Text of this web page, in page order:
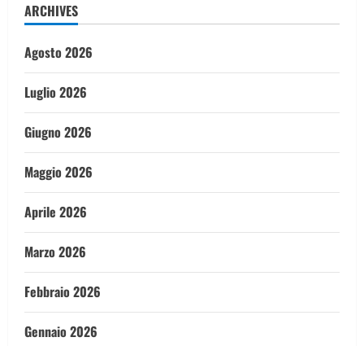
ARCHIVES
Agosto 2026
Luglio 2026
Giugno 2026
Maggio 2026
Aprile 2026
Marzo 2026
Febbraio 2026
Gennaio 2026